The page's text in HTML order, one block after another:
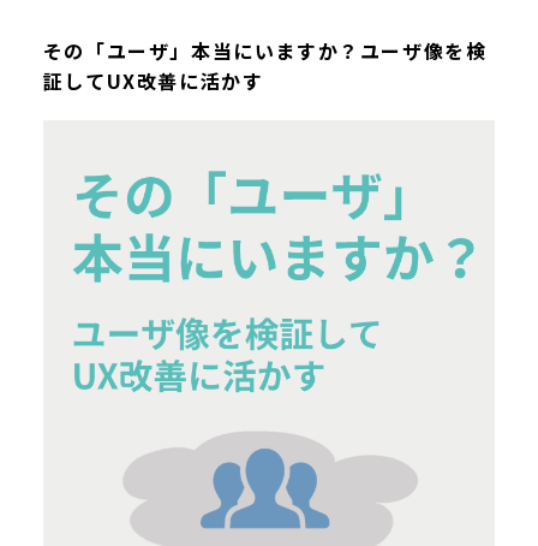
その「ユーザ」本当にいますか？ユーザ像を検
証してUX改善に活かす